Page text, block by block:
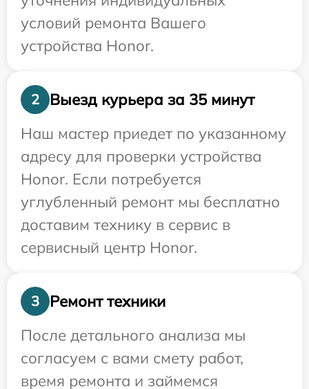
условий ремонта Вашего
устройства Honor.
2
Выезд курьера за 35 минут
Наш мастер приедет по указанному
адресу для проверки устройства
Honor. Если потребуется
углубленный ремонт мы бесплатно
доставим технику в сервис в
сервисный центр Honor.
3
Ремонт техники
После детального анализа мы
согласуем с вами смету работ,
время ремонта и займемся